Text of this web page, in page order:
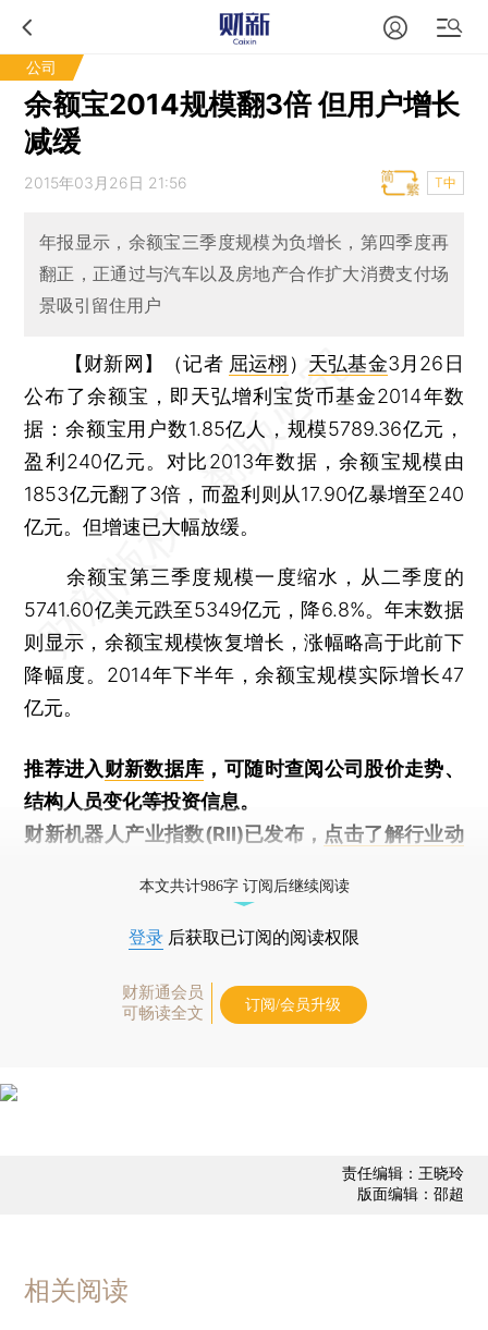
公司
余额宝2014规模翻3倍 但用户增长
减缓
2015年03月26日 21:56 T中
年报显示，余额宝三季度规模为负增长，第四季度再
翻正，正通过与汽车以及房地产合作扩大消费支付场
景吸引留住用户
【财新网】（记者 屈运栩 ） 天弘基金3月26日
公布了余额宝，即天弘增利宝货币基金2014年数
据：余额宝用户数1.85亿人，规模5789.36亿元，
盈利240亿元。对比2013年数据，余额宝规模由
1853亿元翻了3倍，而盈利则从17.90亿暴增至240
亿元。但增速已大幅放缓。
余额宝第三季度规模一度缩水，从二季度的
5741.60亿美元跌至5349亿元，降6.8%。年末数据
则显示，余额宝规模恢复增长，涨幅略高于此前下
降幅度。2014年下半年，余额宝规模实际增长47
亿元。
推荐进入财新数据库 ，可随时查阅公司股价走势、
结构人员变化等投资信息。
财新机器人产业指数(RII)已发布， 点击了解行业动
本文共计986字 订阅后继续阅读
登录 后获取已订阅的阅读权限
财新通会员
可畅读全文
订阅/会员升级
责任编辑：王晓玲
版面编辑：邵超
相关阅读